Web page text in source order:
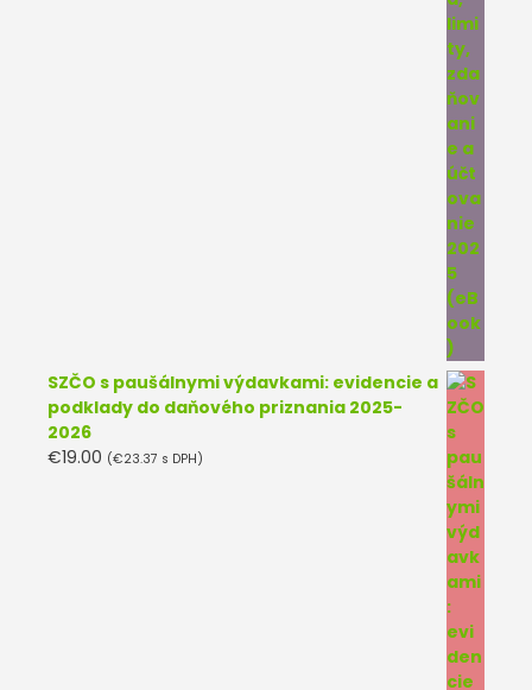
SZČO s paušálnymi výdavkami: evidencie a
podklady do daňového priznania 2025-
2026
€19.00 (€23.37 s DPH)